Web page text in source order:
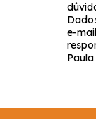
e-mail